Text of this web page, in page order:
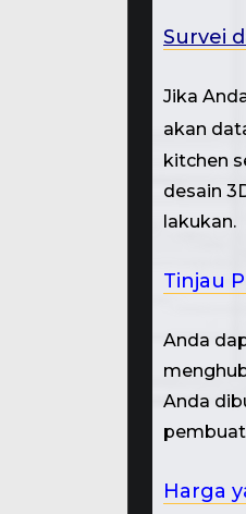
Survei
Jika
akan
kitchen
desain
lakukan.
Tinjau
Anda
Anda
Harga